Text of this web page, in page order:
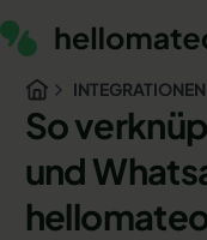
INTEGRATIONEN
So
und